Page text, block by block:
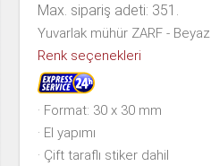
Max. sipariş adeti: 351.
Yuvarlak mühür ZARF - Beyaz
Renk seçenekleri
· Format: 30 x 30 mm
· El yapımı
· Çift taraflı stiker dahil